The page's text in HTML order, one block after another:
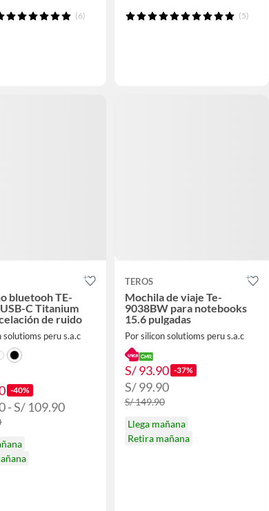
(6) (5)
bluetooh TE-
C Titanium
de ruido
solutioms peru s.a.c
-40%
- S/ 109.90
TEROS
Mochila de viaje Te-
9038BW para notebooks
15.6 pulgadas
Por silicon solutioms peru s.a.c
S/ 93.90 -37%
S/ 99.90
S/ 149.90
Llega mañana
Retira mañana